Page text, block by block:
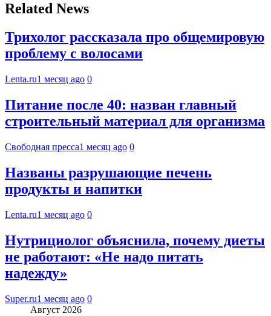
Related News
Трихолог рассказала про общемировую
проблему с волосами
Lenta.ru1 месяц ago 0
Питание после 40: назван главный
строительный материал для организма
Свободная пресса1 месяц ago 0
Названы разрушающие печень
продукты и напитки
Lenta.ru1 месяц ago 0
Нутрициолог объяснила, почему диеты
не работают: «Не надо питать
надежду»
Super.ru1 месяц ago 0
Август 2026